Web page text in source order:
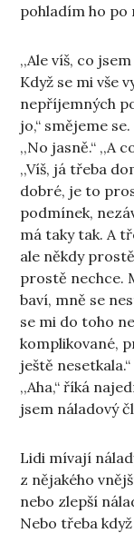
pohladím ho po
,,Ale víš, co
Když se mi vše
nepříjemných
jo,“ smějeme se.
,,No jasně.“ ,,A
,,Víš, já třeba
dobré, je to
podmínek,
má taky tak. A
ale někdy
prostě nechce.
baví, mně se
se mi do toho
komplikované,
ještě nesetkala.“
,,Aha,“ říká
jsem náladový
Lidi mívají
z nějakého
nebo zlepší
Nebo třeba